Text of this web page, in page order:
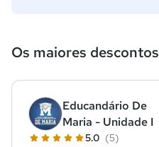
Os maiores
Educandário De
Maria - Unidade I
5.0 (5)